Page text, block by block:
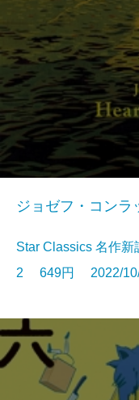
ジョゼフ・コンラ
Star Classics 名作
2 649円 2022/